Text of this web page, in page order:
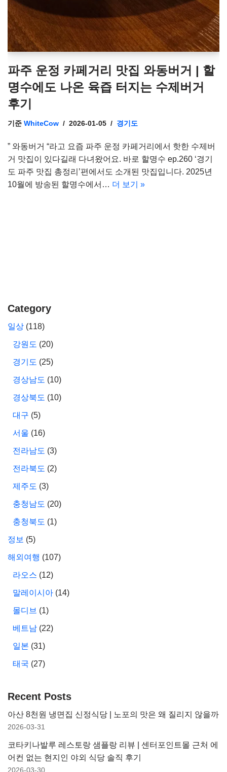
파주 운정 카페거리 맛집 와동버거 | 할
명수에도 나온 육즙 터지는 수제버거
후기
기준 WhiteCow 2026-01-05 경기도
” 와동버거 “라고 요즘 파주 운정 카페거리에서 핫한 수제버
거 맛집이 있다길래 다녀왔어요. 바로 할명수 ep.260 ‘경기
도 파주 맛집 총정리’편에서도 소개된 맛집입니다. 2025년
10월에 방송된 할명수에서… 더 보기 »
Category
일상 (118)
강원도 (20)
경기도 (25)
경상남도 (10)
경상북도 (10)
대구 (5)
서울 (16)
전라남도 (3)
전라북도 (2)
제주도 (3)
충청남도 (20)
충청북도 (1)
정보 (5)
해외여행 (107)
라오스 (12)
말레이시아 (14)
몰디브 (1)
베트남 (22)
일본 (31)
태국 (27)
Recent Posts
아산 8천원 냉면집 신정식당 | 노포의 맛은 왜 질리지 않을까
2026-03-31
코타키나발루 레스토랑 샘플랑 리뷰 | 센터포인트몰 근처 에
어컨 없는 현지인 야외 식당 솔직 후기
2026-03-30